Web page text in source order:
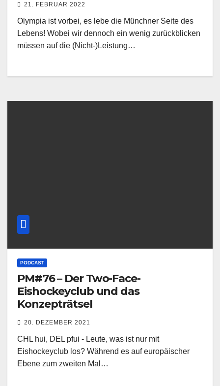
21. FEBRUAR 2022
Olympia ist vorbei, es lebe die Münchner Seite des
Lebens! Wobei wir dennoch ein wenig zurückblicken
müssen auf die (Nicht-)Leistung…
PODCAST
PM#76 – Der Two-Face-
Eishockeyclub und das
Konzepträtsel
20. DEZEMBER 2021
CHL hui, DEL pfui - Leute, was ist nur mit
Eishockeyclub los? Während es auf europäischer
Ebene zum zweiten Mal…